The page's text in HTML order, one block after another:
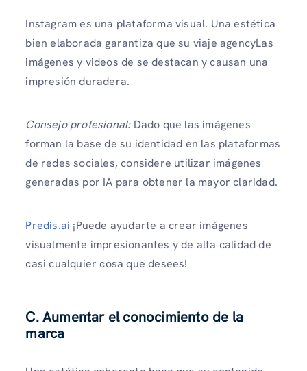
Instagram es una plataforma visual. Una estética
bien elaborada garantiza que su viaje agencyLas
imágenes y videos de se destacan y causan una
impresión duradera.
Consejo profesional:Dado que las imágenes
forman la base de su identidad en las plataformas
de redes sociales, considere utilizar imágenes
generadas por IA para obtener la mayor claridad.
Predis.ai ¡Puede ayudarte a crear imágenes
visualmente impresionantes y de alta calidad de
casi cualquier cosa que desees!
C. Aumentar el conocimiento de la
marca